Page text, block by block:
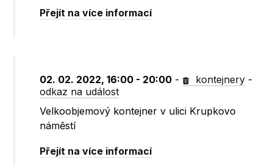
Přejít na více informací
02. 02. 2022, 16:00 - 20:00 - kontejnery -
odkaz na událost
Velkoobjemový kontejner v ulici Krupkovo
náměstí
Přejít na více informací